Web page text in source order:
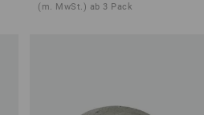
(m. MwSt.) ab 3 Pack